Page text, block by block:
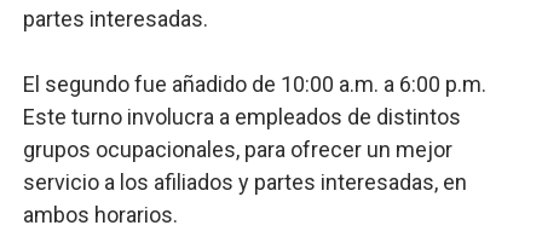
partes interesadas.
El segundo fue añadido de 10:00 a.m. a 6:00 p.m.
Este turno involucra a empleados de distintos
grupos ocupacionales, para ofrecer un mejor
servicio a los afiliados y partes interesadas, en
ambos horarios.